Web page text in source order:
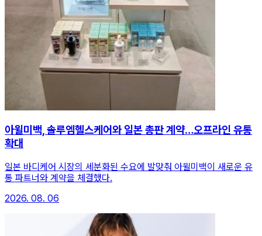
아윌미백, 솔루엠헬스케어와 일본 총판 계약…오프라인 유통
확대
일본 바디케어 시장의 세분화된 수요에 발맞춰 아윌미백이 새로운 유
통 파트너와 계약을 체결했다.
2026. 08. 06